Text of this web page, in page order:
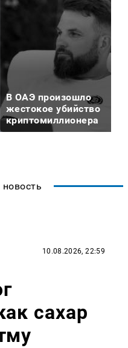
В ОАЭ произошло
жестокое убийство
криптомиллионера
10.08.2026, 22:59
сахар